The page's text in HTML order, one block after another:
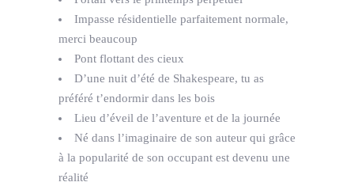
Impasse résidentielle parfaitement normale,
merci beaucoup
Pont flottant des cieux
D’une nuit d’été de Shakespeare, tu as
préféré t’endormir dans les bois
Lieu d’éveil de l’aventure et de la journée
Né dans l’imaginaire de son auteur qui grâce
à la popularité de son occupant est devenu une
réalité